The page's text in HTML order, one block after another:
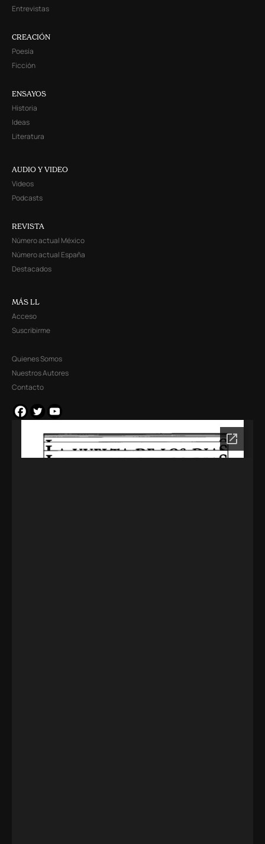
Entrevistas
CREACIÓN
Poesía
Ficción
ENSAYOS
Historia
Ideas
Literatura
AUDIO Y VIDEO
Videos
Podcasts
REVISTA
Número actual México
Número actual España
Destacados
MÁS LL
Acceso
Suscribirme
Quienes Somos
Nuestros Autores
Contacto